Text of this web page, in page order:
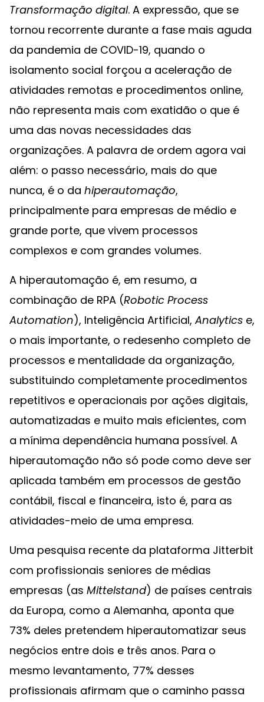
Transformação digital. A expressão, que se
tornou recorrente durante a fase mais aguda
da pandemia de COVID-19, quando o
isolamento social forçou a aceleração de
atividades remotas e procedimentos online,
não representa mais com exatidão o que é
uma das novas necessidades das
organizações. A palavra de ordem agora vai
além: o passo necessário, mais do que
nunca, é o da hiperautomação,
principalmente para empresas de médio e
grande porte, que vivem processos
complexos e com grandes volumes.
A hiperautomação é, em resumo, a
combinação de RPA (Robotic Process
Automation), Inteligência Artificial,Analytics e,
o mais importante, o redesenho completo de
processos e mentalidade da organização,
substituindo completamente procedimentos
repetitivos e operacionais por ações digitais,
automatizadas e muito mais eficientes, com
a mínima dependência humana possível. A
hiperautomação não só pode como deve ser
aplicada também em processos de gestão
contábil, fiscal e financeira, isto é, para as
atividades-meio de uma empresa.
Uma pesquisa recente da plataforma Jitterbit
com profissionais seniores de médias
empresas (as Mittelstand) de países centrais
da Europa, como a Alemanha, aponta que
73% deles pretendem hiperautomatizar seus
negócios entre dois e três anos. Para o
mesmo levantamento, 77% desses
profissionais afirmam que o caminho passa